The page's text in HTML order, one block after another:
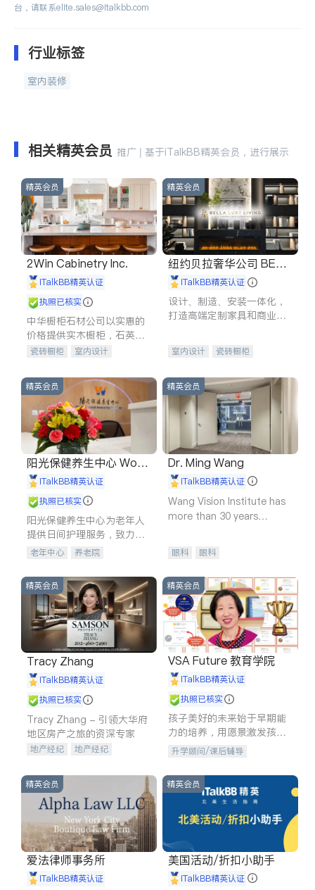
台，请联系elite.sales@italkbb.com
行业标签
室内装修
相关精英会员 推广 | 基于iTalkBB精英会员，进行展示
精英会员
2Win Cabinetry Inc.
iTalkBB精英认证
执照已核实
中华橱柜石材公司以实惠的
价格提供实木橱柜，石英石
台面，多种优质不锈钢水
质厨房，家的选择。
瓷砖橱柜
室内设计
室内装修
精英会员
纽约贝拉奢华公司 BELL
A LUXE
iTalkBB精英认证
设计、制造、安装一体化，
打造高端定制家具和商业空
室内设计
瓷砖橱柜
售前软装staging
室内装修
精英会员
阳光保健养生中心 World
shine
iTalkBB精英认证
执照已核实
阳光保健养生中心为老年人
提供日间护理服务，致力于
通过持续的护理创新来有效
老年中心 养老院
精英会员
Dr. Ming Wang
iTalkBB精英认证
Wang Vision Institute has
more than 30 years
眼科 眼科
精英会员
Tracy Zhang
iTalkBB精英认证
执照已核实
Tracy Zhang - 引领大华府
地区房产之旅的资深专家
地产经纪
地产经纪
商铺租售
精英会员
VSA Future 教育学院
iTalkBB精英认证
执照已核实
孩子美好的未来始于早期能
力的培养，用愿景激发孩子
的学习潜力和动力。理念：
石。
升学顾问/课后辅导
精英会员
爱法律师事务所
iTalkBB精英认证
精英会员
美国活动/折扣小助手
iTalkBB精英认证